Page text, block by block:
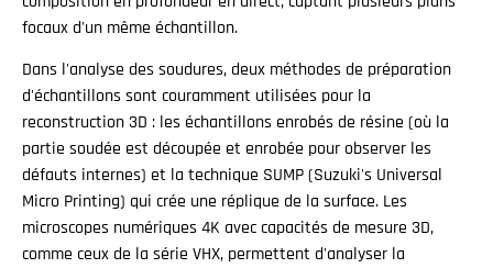
focaux d'un même échantillon.
Dans l'analyse des soudures, deux méthodes de préparation
d'échantillons sont couramment utilisées pour la
reconstruction 3D : les échantillons enrobés de résine (où la
partie soudée est découpée et enrobée pour observer les
défauts internes) et la technique SUMP (Suzuki's Universal
Micro Printing) qui crée une réplique de la surface. Les
microscopes numériques 4K avec capacités de mesure 3D,
comme ceux de la série VHX, permettent d'analyser la